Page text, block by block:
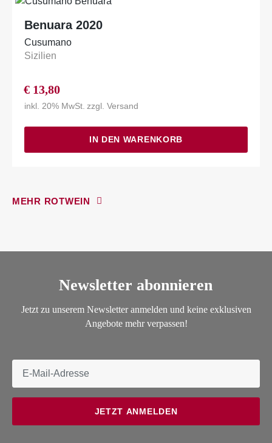
Benuara 2020
Cusumano
Sizilien
€ 13,80
inkl. 20% MwSt. zzgl.Versand
IN DEN WARENKORB
MEHR ROTWEIN
Newsletter abonnieren
Jetzt zu unserem Newsletter anmelden und keine exklusiven
Angebote mehr verpassen!
JETZT ANMELDEN